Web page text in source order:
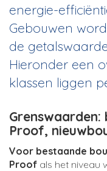
energie-
Gebouwen
de
Hieronder een
klassen liggen
Proof,
Voor bestaande
Proof als het niveau